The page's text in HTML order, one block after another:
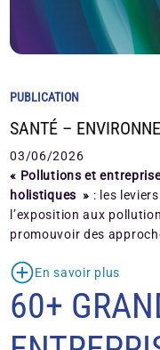
PUBLICATION
SANTÉ –
03/06/2026
« Pollutions et
holistiques » : les
l’exposition aux
promouvoir des
En savoir plus
60+